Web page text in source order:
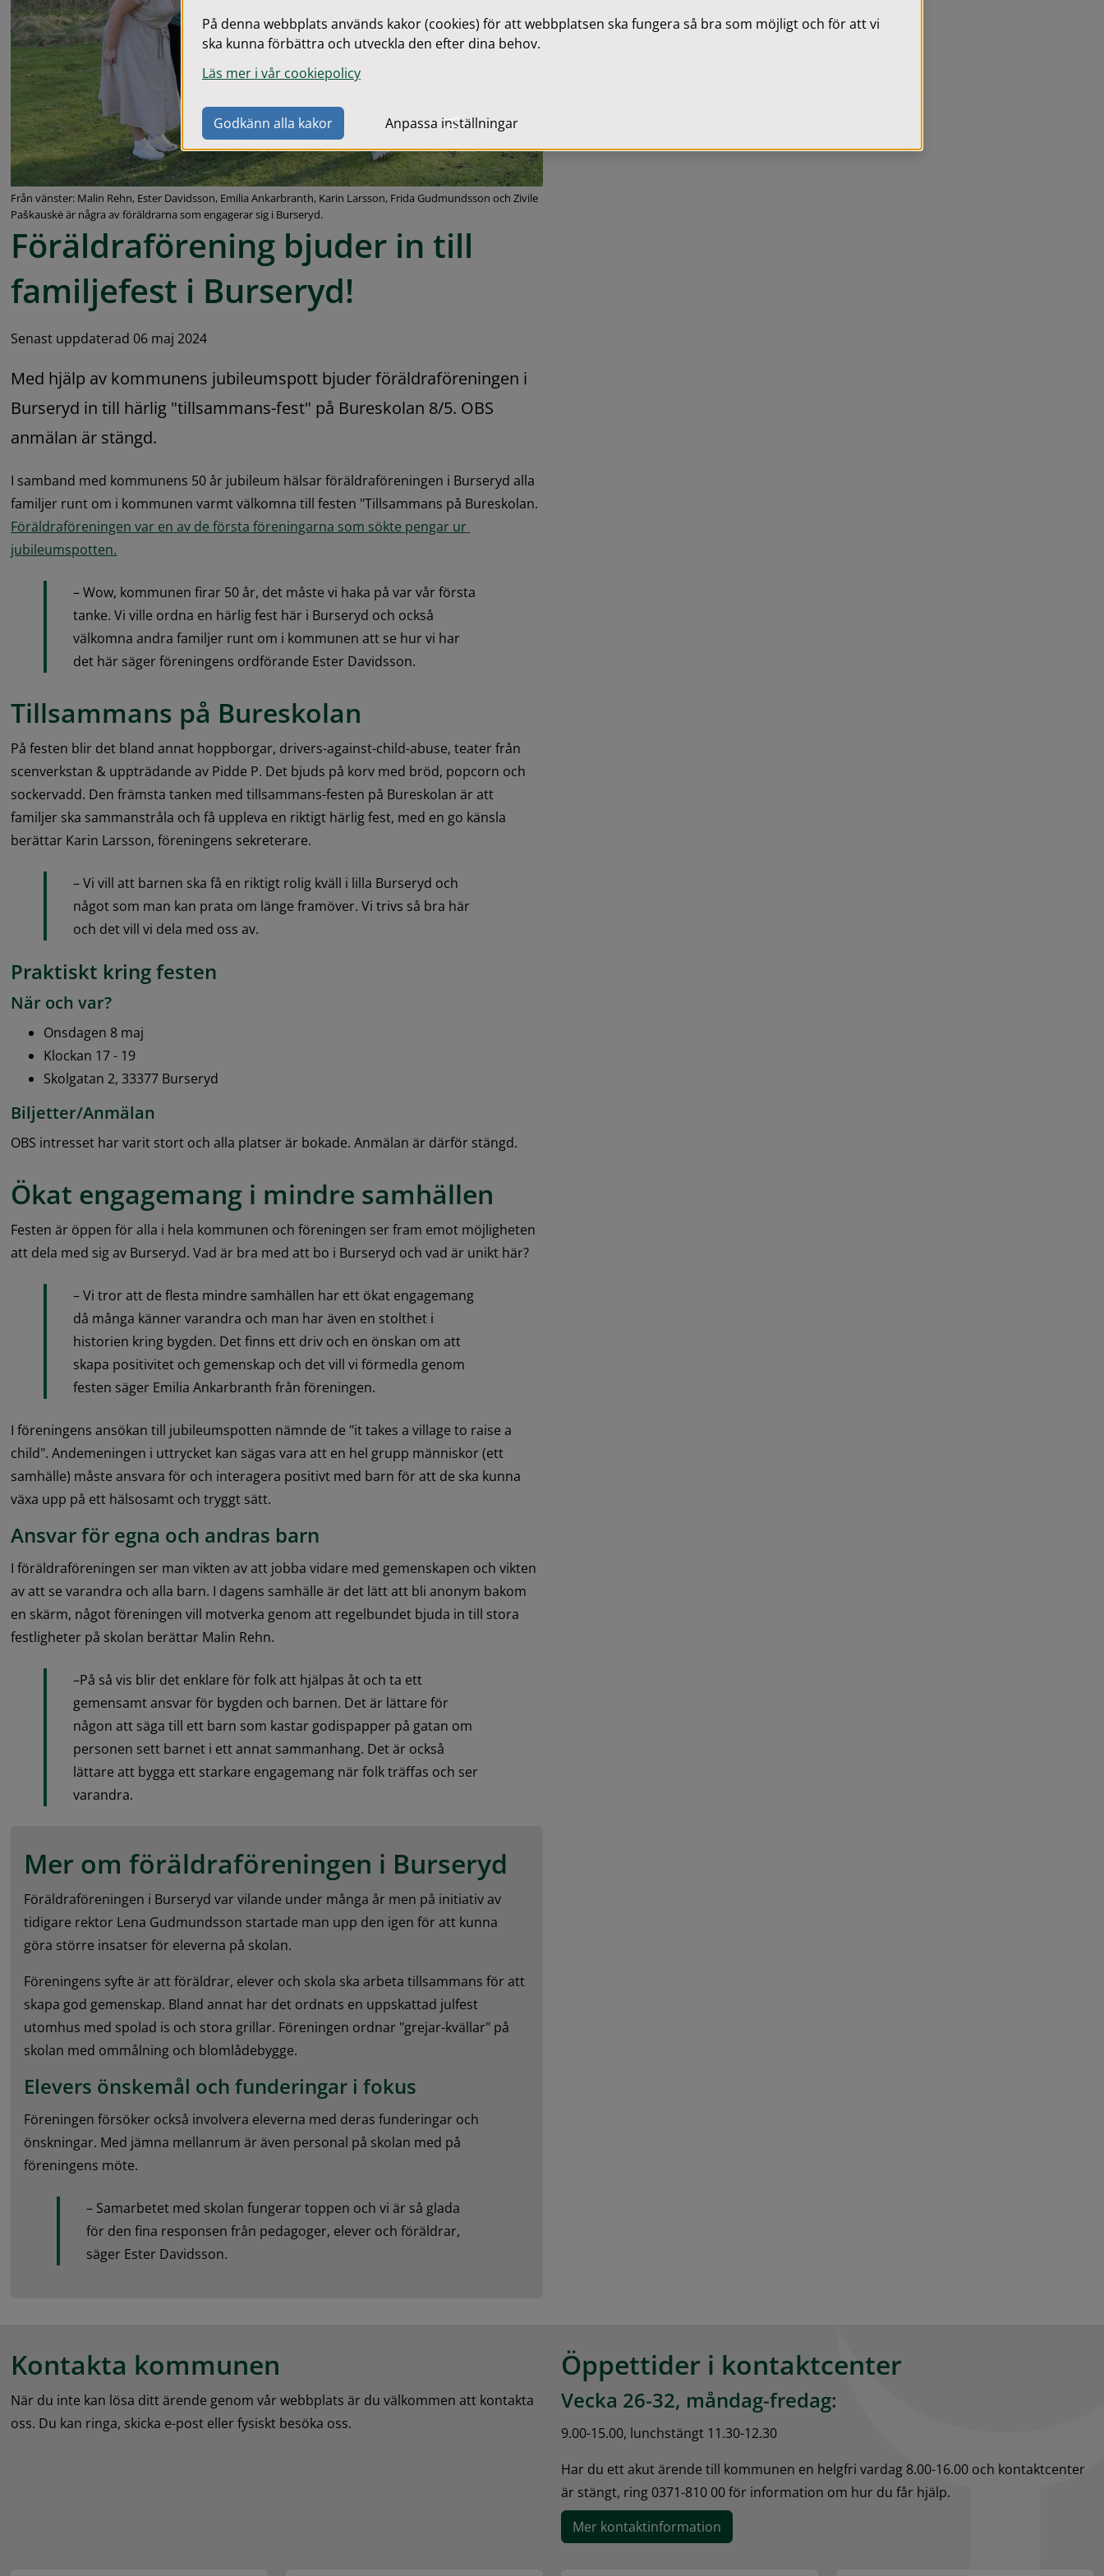
Från vänster: Malin Rehn, Ester Davidsson, Emilia Ankarbranth, Karin Larsson, Frida Gudmundsson och Zivile
Paškauskė är några av föräldrarna som engagerar sig i Burseryd.
Föräldraförening bjuder in till
familjefest i Burseryd!
Senast uppdaterad 06 maj 2024
Med hjälp av kommunens jubileumspott bjuder föräldraföreningen i
Burseryd in till härlig "tillsammans-fest" på Bureskolan 8/5. OBS
anmälan är stängd.
I samband med kommunens 50 år jubileum hälsar föräldraföreningen i Burseryd alla
Föräldraföreningen var en av de första föreningarna som sökte pengar ur
jubileumspotten.
– Wow, kommunen firar 50 år, det måste vi haka på var vår första
tanke. Vi ville ordna en härlig fest här i Burseryd och också
välkomna andra familjer runt om i kommunen att se hur vi har
det här säger föreningens ordförande Ester Davidsson.
Tillsammans på Bureskolan
På festen blir det bland annat hoppborgar, drivers-against-child-abuse, teater från
scenverkstan & uppträdande av Pidde P. Det bjuds på korv med bröd, popcorn och
sockervadd. Den främsta tanken med tillsammans-festen på Bureskolan är att
familjer ska sammanstråla och få uppleva en riktigt härlig fest, med en go känsla
berättar Karin Larsson, föreningens sekreterare.
– Vi vill att barnen ska få en riktigt rolig kväll i lilla Burseryd och
något som man kan prata om länge framöver. Vi trivs så bra här
och det vill vi dela med oss av.
Praktiskt kring festen
När och var?
Onsdagen 8 maj
Klockan 17 - 19
Skolgatan 2, 33377 Burseryd
Biljetter/Anmälan
OBS intresset har varit stort och alla platser är bokade. Anmälan är därför stängd.
Ökat engagemang i mindre samhällen
Festen är öppen för alla i hela kommunen och föreningen ser fram emot möjligheten
att dela med sig av Burseryd. Vad är bra med att bo i Burseryd och vad är unikt här?
– Vi tror att de flesta mindre samhällen har ett ökat engagemang
då många känner varandra och man har även en stolthet i
historien kring bygden. Det finns ett driv och en önskan om att
skapa positivitet och gemenskap och det vill vi förmedla genom
festen säger Emilia Ankarbranth från föreningen.
I föreningens ansökan till jubileumspotten nämnde de "it takes a village to raise a
child". Andemeningen i uttrycket kan sägas vara att en hel grupp människor (ett
samhälle) måste ansvara för och interagera positivt med barn för att de ska kunna
växa upp på ett hälsosamt och tryggt sätt.
Ansvar för egna och andras barn
I föräldraföreningen ser man vikten av att jobba vidare med gemenskapen och vikten
av att se varandra och alla barn. I dagens samhälle är det lätt att bli anonym bakom
en skärm, något föreningen vill motverka genom att regelbundet bjuda in till stora
festligheter på skolan berättar Malin Rehn.
–På så vis blir det enklare för folk att hjälpas åt och ta ett
gemensamt ansvar för bygden och barnen. Det är lättare för
någon att säga till ett barn som kastar godispapper på gatan om
personen sett barnet i ett annat sammanhang. Det är också
lättare att bygga ett starkare engagemang när folk träffas och ser
varandra.
Mer om föräldraföreningen i Burseryd
Föräldraföreningen i Burseryd var vilande under många år men på initiativ av
tidigare rektor Lena Gudmundsson startade man upp den igen för att kunna
göra större insatser för eleverna på skolan.
Föreningens syfte är att föräldrar, elever och skola ska arbeta tillsammans för att
skapa god gemenskap. Bland annat har det ordnats en uppskattad julfest
utomhus med spolad is och stora grillar. Föreningen ordnar "grejar-kvällar" på
skolan med ommålning och blomlådebygge.
Elevers önskemål och funderingar i fokus
Föreningen försöker också involvera eleverna med deras funderingar och
önskningar. Med jämna mellanrum är även personal på skolan med på
föreningens möte.
– Samarbetet med skolan fungerar toppen och vi är så glada
för den fina responsen från pedagoger, elever och föräldrar,
säger Ester Davidsson.
Kontakta kommunen
När du inte kan lösa ditt ärende genom vår webbplats är du välkommen att kontakta
oss. Du kan ringa, skicka e-post eller fysiskt besöka oss.
Öppettider i kontaktcenter
Vecka 26-32, måndag-fredag:
9.00-15.00, lunchstängt 11.30-12.30
Har du ett akut ärende till kommunen en helgfri vardag 8.00-16.00 och kontaktcenter
är stängt, ring 0371-810 00 för information om hur du får hjälp.
Mer kontaktinformation
På denna webbplats används kakor (cookies) för att webbplatsen ska fungera så bra som möjligt och för att vi
ska kunna förbättra och utveckla den efter dina behov.
Läs mer i vår cookiepolicy
Godkänn alla kakor Anpassa inställningar